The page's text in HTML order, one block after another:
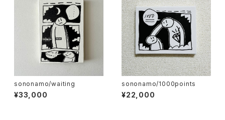
sononamo/waiting
¥33,000
sononamo/1000points
¥22,000